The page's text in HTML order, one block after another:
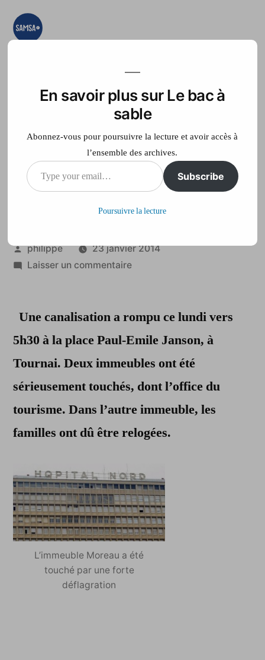
Aller
teste, on expérimente
Accueil France Télé
Tournai sans eau et
sans électricité
Publié
par
philippe
23 janvier 2014
Laisser un commentairesur
eau
sans
électricité
Une canalisation a rompu ce lundi vers
5h30 à la place Paul-Emile Janson, à
Tournai. Deux immeubles ont été
sérieusement touchés, dont l’office du
tourisme. Dans l’autre immeuble, les
familles ont dû être relogées.
L’immeuble Moreau a été
touché par une forte
déflagration
En savoir plus sur Le bac à
sable
Abonnez-vous pour poursuivre la lecture et avoir accès à
l’ensemble des archives.
Type
your
Subscribe
Poursuivre la lecture